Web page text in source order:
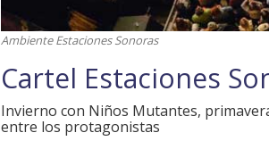
Ambiente Estaciones Sonoras
Cartel Estaciones
Invierno con Niños Mutantes,
entre los protagonistas